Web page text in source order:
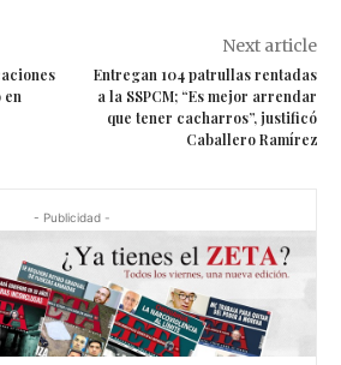
Next article
Entregan 104 patrullas rentadas
a la SSPCM; “Es mejor arrendar
que tener cacharros”, justificó
Caballero Ramírez
- Publicidad -